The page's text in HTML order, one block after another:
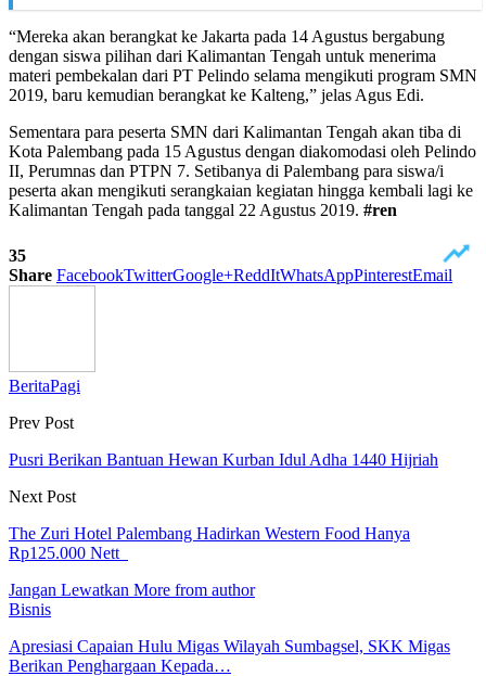
“Mereka akan berangkat ke Jakarta pada 14 Agustus bergabung
dengan siswa pilihan dari Kalimantan Tengah untuk menerima
materi pembekalan dari PT Pelindo selama mengikuti program SMN
2019, baru kemudian berangkat ke Kalteng,” jelas Agus Edi.
Sementara para peserta SMN dari Kalimantan Tengah akan tiba di
Kota Palembang pada 15 Agustus dengan diakomodasi oleh Pelindo
II, Perumnas dan PTPN 7. Setibanya di Palembang para siswa/i
peserta akan mengikuti serangkaian kegiatan hingga kembali lagi ke
Kalimantan Tengah pada tanggal 22 Agustus 2019. #ren
35
Share FacebookTwitterGoogle+ReddItWhatsAppPinterestEmail
BeritaPagi
Prev Post
Pusri Berikan Bantuan Hewan Kurban Idul Adha 1440 Hijriah
Next Post
The Zuri Hotel Palembang Hadirkan Western Food Hanya
Rp125.000 Nett
Jangan Lewatkan More from author
Bisnis
Apresiasi Capaian Hulu Migas Wilayah Sumbagsel, SKK Migas
Berikan Penghargaan Kepada…